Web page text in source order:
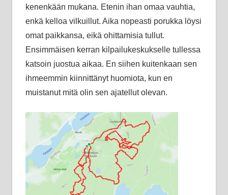
kenenkään mukana. Etenin ihan omaa vauhtia,
enkä kelloa vilkuillut. Aika nopeasti porukka löysi
omat paikkansa, eikä ohittamisia tullut.
Ensimmäisen kerran kilpailukeskukselle tullessa
katsoin juostua aikaa. En siihen kuitenkaan sen
ihmeemmin kiinnittänyt huomiota, kun en
muistanut mitä olin sen ajatellut olevan.